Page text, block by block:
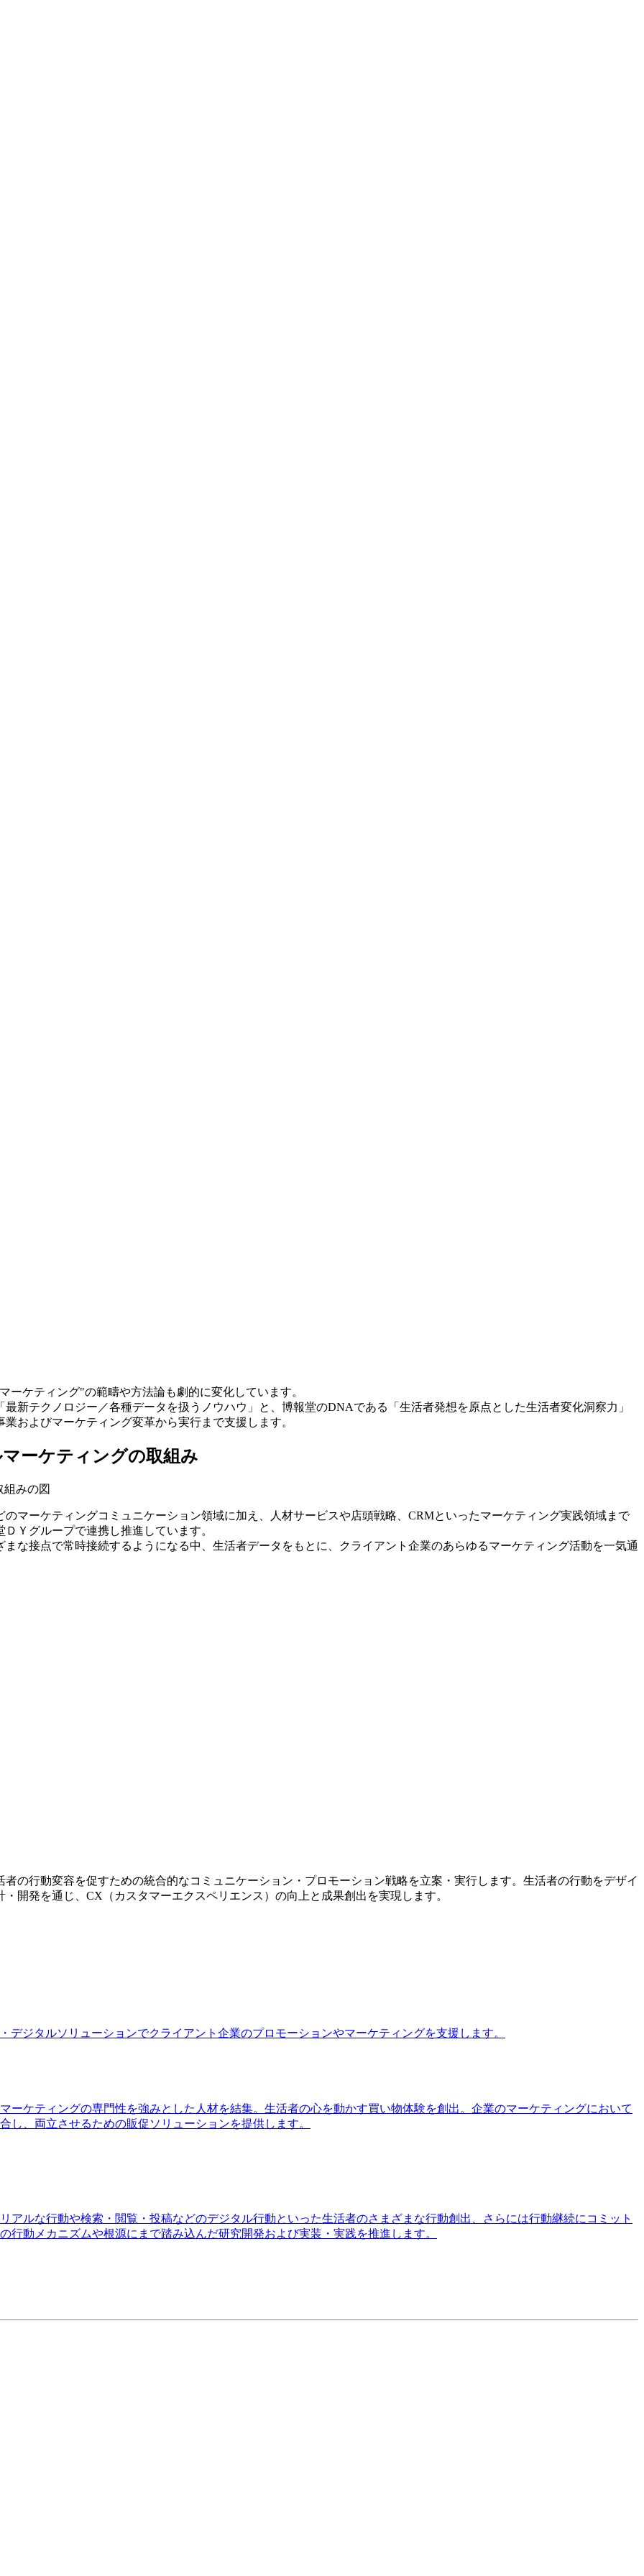
ケティング"の範疇や方法論も劇的に変化しています。
新テクノロジー／各種データを扱うノウハウ」と、博報堂のDNAである「生活者発想を原点とした生活者変化洞察力」
およびマーケティング変革から実行まで支援します。
ーケティングの取組み
マーケティングコミュニケーション領域に加え、人材サービスや店頭戦略、CRMといったマーケティング実践領域まで
Ｙグループで連携し推進しています。
な接点で常時接続するようになる中、生活者データをもとに、クライアント企業のあらゆるマーケティング活動を一気通
の行動変容を促すための統合的なコミュニケーション・プロモーション戦略を立案・実行します。生活者の行動をデザイ
開発を通じ、CX（カスタマーエクスペリエンス）の向上と成果創出を実現します。
ジタルソリューションでクライアント企業のプロモーションやマーケティングを支援します。
ーケティングの専門性を強みとした人材を結集。生活者の心を動かす買い物体験を創出。企業のマーケティングにおいて
、両立させるための販促ソリューションを提供します。
アルな行動や検索・閲覧・投稿などのデジタル行動といった生活者のさまざまな行動創出、さらには行動継続にコミット
動メカニズムや根源にまで踏み込んだ研究開発および実装・実践を推進します。